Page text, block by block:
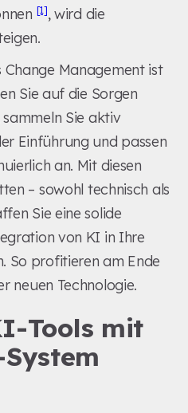
[1], wird die
Management ist
Sie auf die Sorgen
Sie aktiv
Einführung und passen
an. Mit diesen
– sowohl technisch als
Sie eine solide
von KI in Ihre
So profitieren am Ende
neuen Technologie.
Tools mit